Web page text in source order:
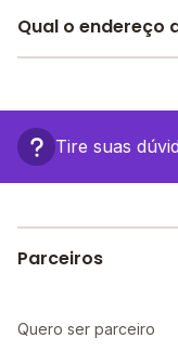
O Melhor Escola
Qual o endereço
São Gonçalo do
Tire suas
Parceiros
Quero ser parceiro